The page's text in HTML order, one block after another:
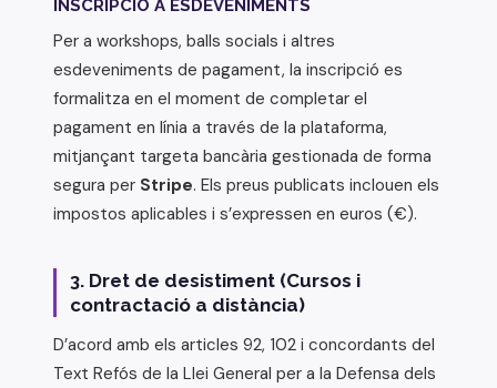
INSCRIPCIÓ A ESDEVENIMENTS
Per a workshops, balls socials i altres
esdeveniments de pagament, la inscripció es
formalitza en el moment de completar el
pagament en línia a través de la plataforma,
mitjançant targeta bancària gestionada de forma
segura per Stripe. Els preus publicats inclouen els
impostos aplicables i s’expressen en euros (€).
3. Dret de desistiment (Cursos i
contractació a distància)
D’acord amb els articles 92, 102 i concordants del
Text Refós de la Llei General per a la Defensa dels